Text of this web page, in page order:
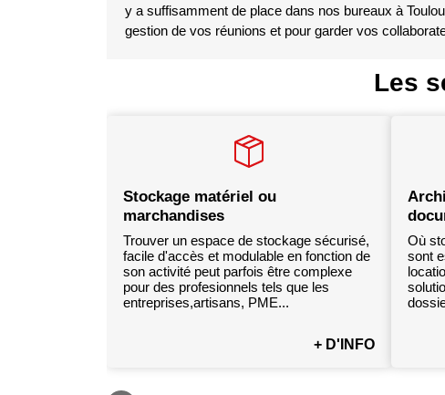
y a suffisamment de place dans nos bureaux à
gestion de vos réunions et pour garder vos
Les
Stockage matériel ou
marchandises
Trouver un espace de stockage sécurisé,
facile d'accès et modulable en fonction de
son activité peut parfois être complexe
pour des profesionnels tels que les
entreprises,artisans, PME...
+ D'INFO
Où
sont